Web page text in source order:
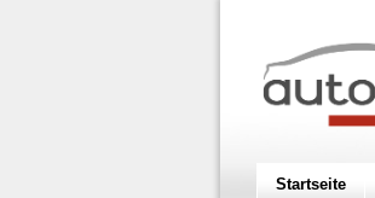
Startseite